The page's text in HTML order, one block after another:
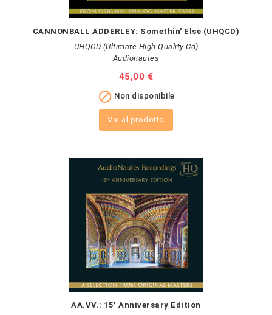
CANNONBALL ADDERLEY: Somethin' Else (UHQCD)
UHQCD (Ultimate High Quality Cd)
Audionautes
Prezzo
45,00 €
 Non disponibile
Vai al prodotto
AA.VV.: 15° Anniversary Edition